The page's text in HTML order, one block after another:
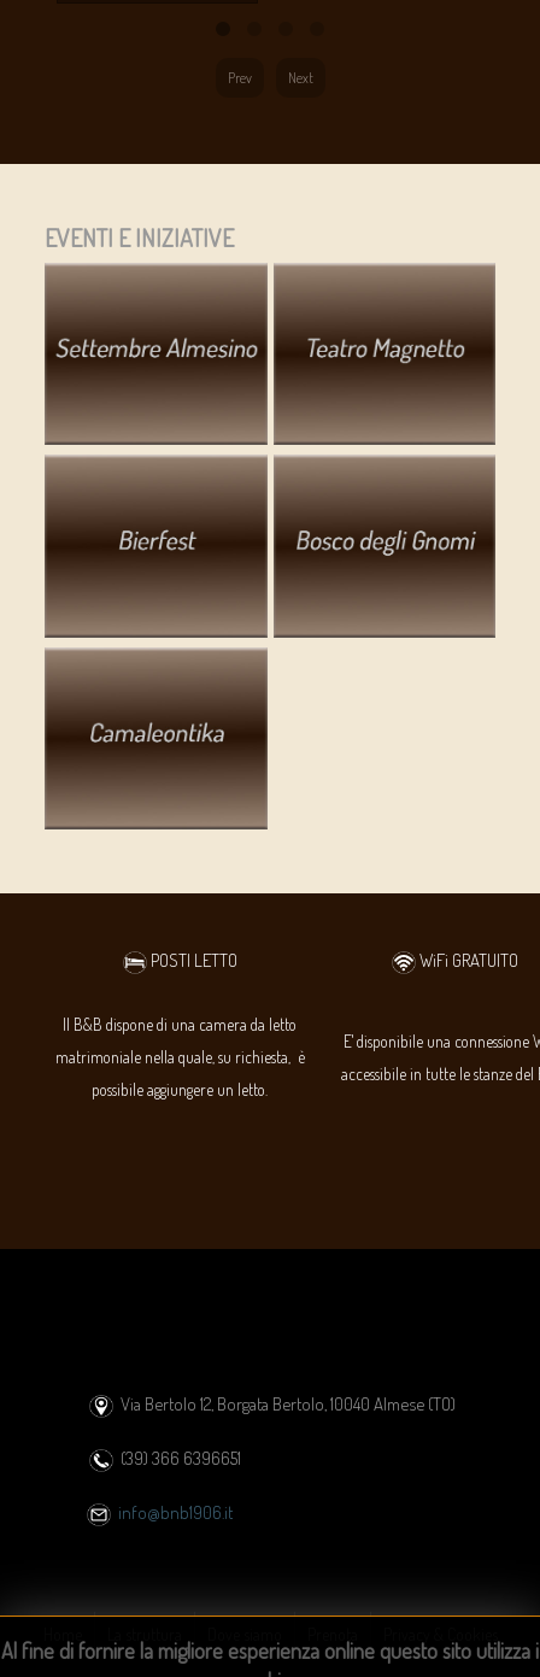
Prev Next
EVENTI E INIZIATIVE
POSTI LETTO WiFi GRATUITO
Il B&B dispone di una camera da letto
matrimoniale nella quale, su richiesta, è
possibile aggiungere un letto.
E' disponibile una connessione
accessibile in tutte le stanze del
Al fine di fornire la migliore esperienza online questo sito utilizza i
Via Bertolo 12, Borgata Bertolo, 10040 Almese (TO)
(39) 366 6396651
info@bnb1906.it